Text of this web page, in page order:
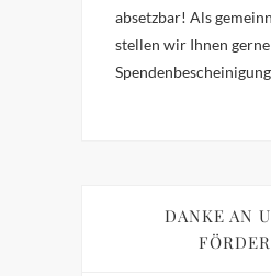
absetzbar! Als
stellen wir Ihnen
DANKE AN